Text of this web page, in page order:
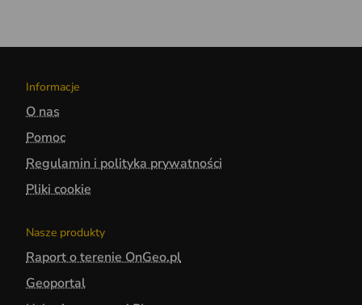
Informacje
O nas
Pomoc
Regulamin i polityka prywatności
Pliki cookie
Nasze produkty
Raport o terenie OnGeo.pl
Geoportal